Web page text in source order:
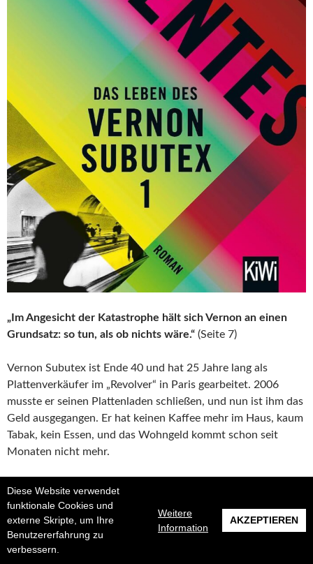
Diese Website verwendet
funktionale Cookies und
externe Skripte, um Ihre
Benutzererfahrung zu
verbessern.
Weitere
Information
AKZEPTIEREN
„Im Angesicht der Katastrophe hält sich Vernon an einen
Grundsatz: so tun, als ob nichts wäre.“ (Seite 7)
Vernon Subutex ist Ende 40 und hat 25 Jahre lang als
Plattenverkäufer im „Revolver“ in Paris gearbeitet. 2006
musste er seinen Plattenladen schließen, und nun ist ihm das
Geld ausgegangen. Er hat keinen Kaffee mehr im Haus, kaum
Tabak, kein Essen, und das Wohngeld kommt schon seit
Monaten nicht mehr.
In seinem Umfeld sind zudem viele Leute gestorben, und nun
muss er auch noch seine Wohnung räumen.
Als er die Wohnung verlässt, nimmt er drei Tapes mit, die
Aufnahmen des verstorbenen Alexandre Bleach enthalten.